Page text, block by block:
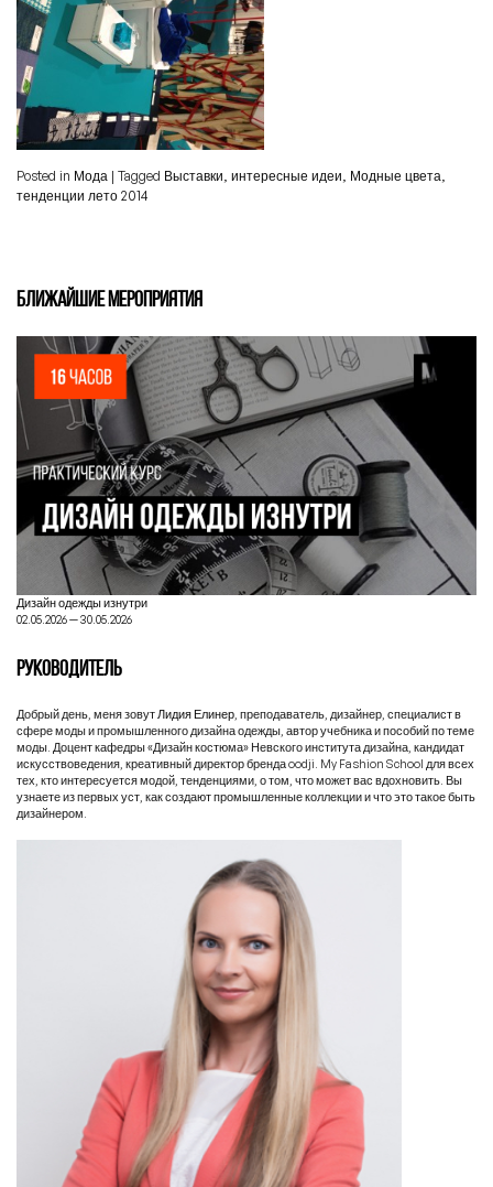
Posted in Мода | Tagged Выставки интересные идеи Модные цвета
тенденции лето 2014
БЛИЖАЙШИЕ МЕРОПРИЯТИЯ
Дизайн одежды изнутри
02.05.2026 — 30.05.2026
РУКОВОДИТЕЛЬ
Добрый день, меня зовутЛидия Елинер, преподаватель, дизайнер, специалист в
сфере моды и промышленного дизайна одежды, автор учебника и пособий по теме
моды. Доцент кафедры «Дизайн костюма» Невского института дизайна, кандидат
искусствоведения, креативный директор бренда oodji. My Fashion School для всех
тех, кто интересуется модой, тенденциями, о том, что может вас вдохновить. Вы
узнаете из первых уст, как создают промышленные коллекции и что это такое быть
дизайнером.